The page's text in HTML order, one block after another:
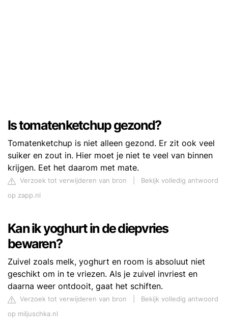
Is tomatenketchup gezond?
Tomatenketchup is niet alleen gezond. Er zit ook veel
suiker en zout in. Hier moet je niet te veel van binnen
krijgen. Eet het daarom met mate.
Verzoek tot verwijderen van bron
Bekijk volledig antwoord
op zapp.nl
Kan ik yoghurt in de diepvries
bewaren?
Zuivel zoals melk, yoghurt en room is absoluut niet
geschikt om in te vriezen. Als je zuivel invriest en
daarna weer ontdooit, gaat het schiften.
Verzoek tot verwijderen van bron
Bekijk volledig antwoord
op miljuschka.nl